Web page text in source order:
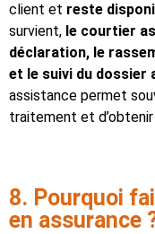
client et reste
survient, le courtier
déclaration, le
et le suivi du dossier
assistance permet
traitement et
8. Pourquoi
en assurance